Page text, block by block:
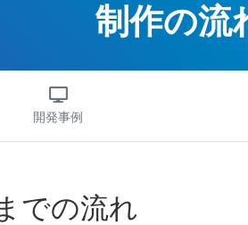
制作の流
開発事例
での流れ